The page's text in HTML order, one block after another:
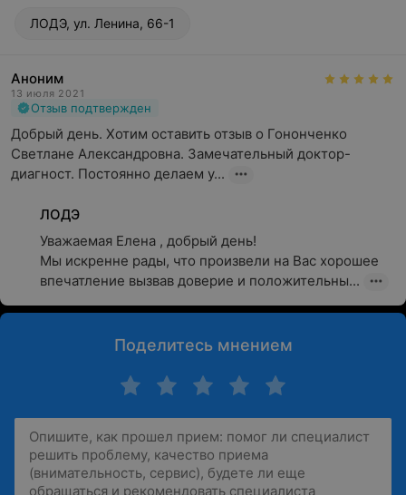
ЛОДЭ, ул. Ленина, 66-1
Аноним
13 июля 2021
Отзыв подтвержден
Добрый день. Хотим оставить отзыв о Гононченко
Светлане Александровна. Замечательный доктор-
диагност. Постоянно делаем у...
ЛОДЭ
Уважаемая Елена , добрый день!
Мы искренне рады, что произвели на Вас хорошее
впечатление вызвав доверие и положительны...
Поделитесь мнением